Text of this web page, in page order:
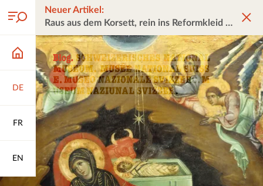
DE
FR
EN
Neuer Artikel:
Raus aus dem Korsett, rein ins Reformkleid